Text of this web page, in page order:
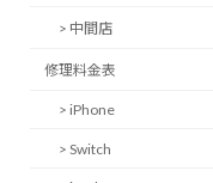
> 中間店
修理料金表
> iPhone
> Switch